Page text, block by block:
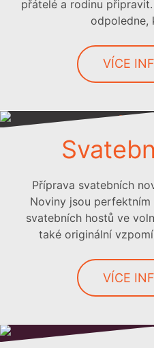
přátelé a rodinu
odpoledne,
VÍCE
Příprava svatebních
Noviny jsou
svatebních hostů ve
také originální
VÍCE